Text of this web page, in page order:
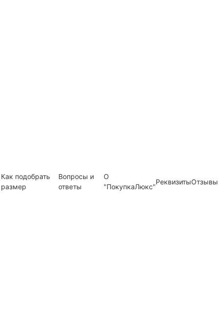
Как подобрать
размер
Вопросы и
ответы
О
"ПокупкаЛюкс"
РеквизитыОтзывы